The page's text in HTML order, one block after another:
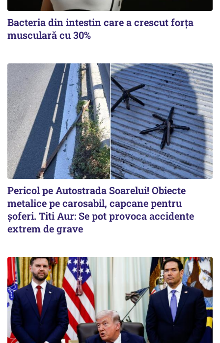
Bacteria din intestin care a crescut forța
musculară cu 30%
Pericol pe Autostrada Soarelui! Obiecte
metalice pe carosabil, capcane pentru
șoferi. Titi Aur: Se pot provoca accidente
extrem de grave